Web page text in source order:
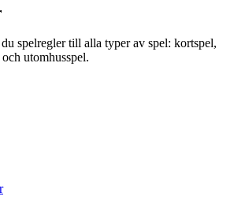
spelregler till alla typer av spel: kortspel,
utomhusspel.